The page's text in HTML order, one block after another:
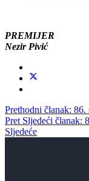
PREMIJER
Nezir Pivić
Prethodni članak:
Pret Sljedeći članak:
Sljedeće